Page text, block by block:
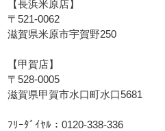
【長浜米原店】
〒521-0062
滋賀県米原市宇賀野250
【甲賀店】
〒528-0005
滋賀県甲賀市水口町水口5681
ﾌﾘｰﾀﾞｲﾔﾙ：0120-338-336